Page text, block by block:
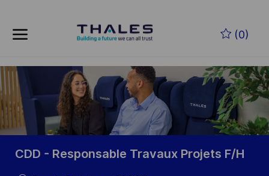
(0)
-
CDD - Responsable Travaux Projets F/H